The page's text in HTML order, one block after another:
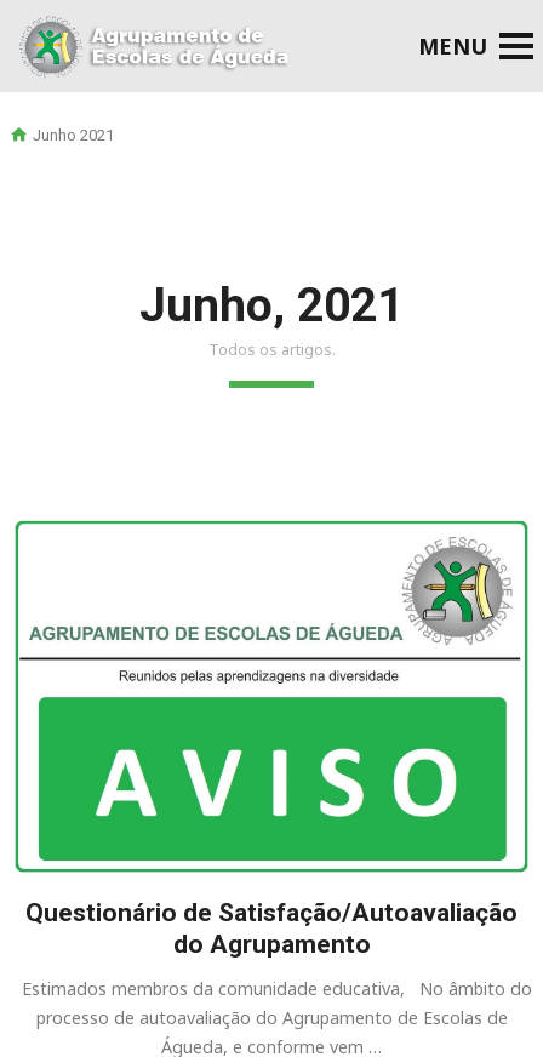
Junho 2021
Junho, 2021
Todos os artigos.
Questionário de Satisfação/Autoavaliação
do Agrupamento
Estimados membros da comunidade educativa, No âmbito do
processo de autoavaliação do Agrupamento de Escolas de
Águeda, e conforme vem …